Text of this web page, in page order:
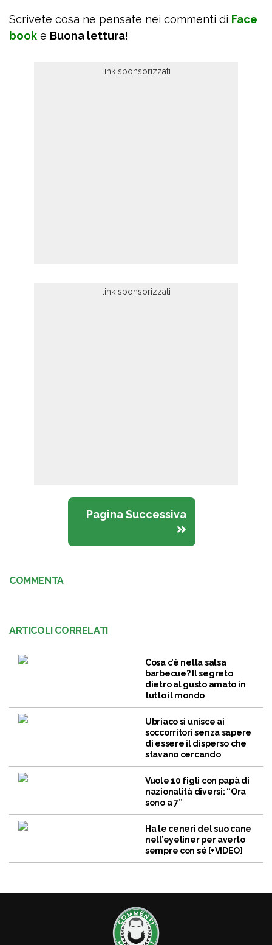
Scrivete cosa ne pensate nei commenti di Face
book e Buona lettura!
Pagina Successiva
COMMENTA
ARTICOLI CORRELATI
Cosa c’è nella salsa
barbecue? Il segreto
dietro al gusto amato in
tutto il mondo
Ubriaco si unisce ai
soccorritori senza sapere
di essere il disperso che
stavano cercando
Vuole 10 figli con papà di
nazionalità diversi: “Ora
sono a 7”
Ha le ceneri del suo cane
nell’eyeliner per averlo
sempre con sé [+VIDEO]